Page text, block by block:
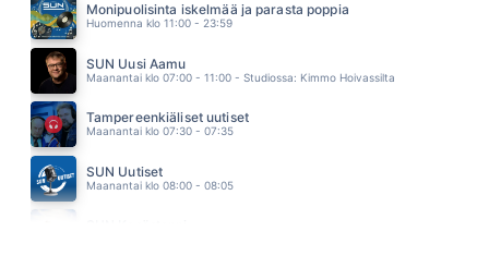
MIKKO KUUSTONEN
08.16
LEO STILLMAN
08.13
JARI SILLANPÄÄ
08.09
ANNA HANSKI
08.06
Monipuolisinta iskelmää ja parasta poppia
Huomenna klo 11:00 - 23:59
SUN Uusi Aamu
Maanantai klo 07:00 - 11:00 - Studiossa: Kimmo Hoivassilta
Tampereenkiäliset uutiset
Maanantai klo 07:30 - 07:35
SUN Uutiset
Maanantai klo 08:00 - 08:05